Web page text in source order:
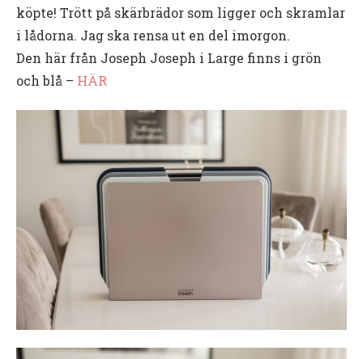
köpte! Trött på skärbrädor som ligger och skramlar
i lådorna. Jag ska rensa ut en del imorgon.
Den här från Joseph Joseph i Large finns i grön
och blå – HÄR